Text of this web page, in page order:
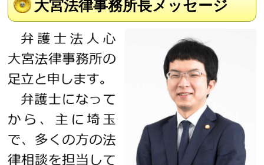
大宮法律事務所長メッセージ